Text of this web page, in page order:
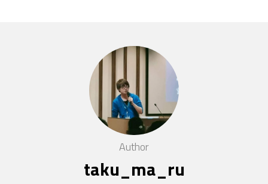
Author
taku_ma_ru